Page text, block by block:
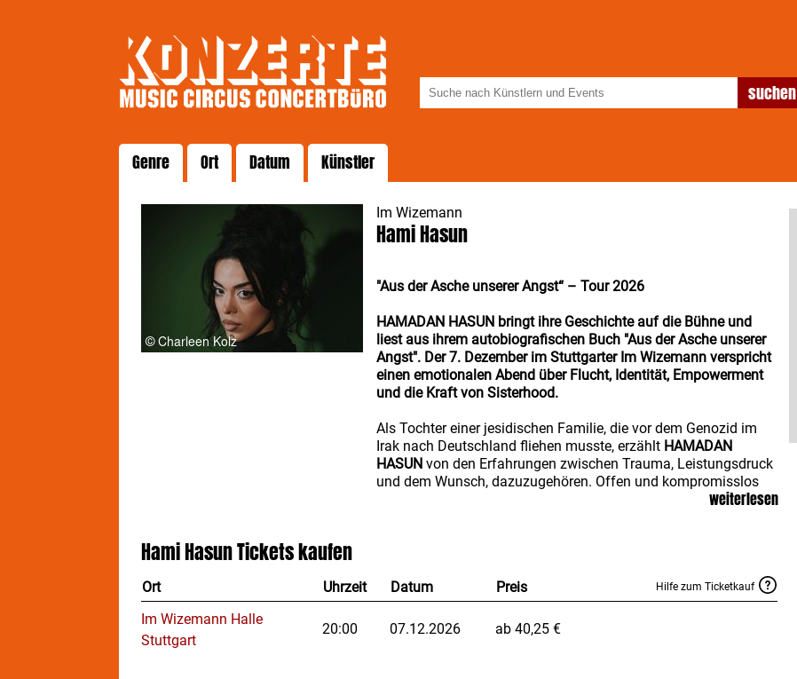
Genre Ort Datum Künstler
Im Wizemann
Hami Hasun
"Aus der Asche unserer Angst“ – Tour 2026
HAMADAN HASUN bringt ihre Geschichte auf die Bühne und
liest aus ihrem autobiografischen Buch "Aus der Asche unserer
Angst". Der 7. Dezember im Stuttgarter Im Wizemann verspricht
einen emotionalen Abend über Flucht, Identität, Empowerment
und die Kraft von Sisterhood.
Als Tochter einer jesidischen Familie, die vor dem Genozid im
Irak nach Deutschland fliehen musste, erzählt HAMADAN
HASUN von den Erfahrungen zwischen Trauma, Leistungsdruck
und dem Wunsch, dazuzugehören. Offen und kompromisslos
spricht sie über Rassismus, patriarchale Strukturen und das
HASUNeinen Raum für Zusammenhalt und Mut. Im Zentrum
steht die Kraft von Frauen, die einander stärken, statt
gegeneinander zu arbeiten. HAMADAN HASUN
weiterlesen
Hami HasunTickets kaufen
Ort Uhrzeit Datum Preis Hilfe zum Ticketkauf
Im Wizemann Halle
Stuttgart
20:00 07.12.2026 ab 40,25 €